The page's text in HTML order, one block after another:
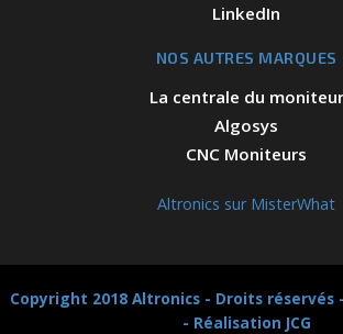
LinkedIn
NOS AUTRES MARQUES
La centrale du moniteur
Algosys
CNC Moniteurs
Altronics sur MisterWhat
Copyright 2018 Altronics - Droits réservés -
- Réalisation JCG